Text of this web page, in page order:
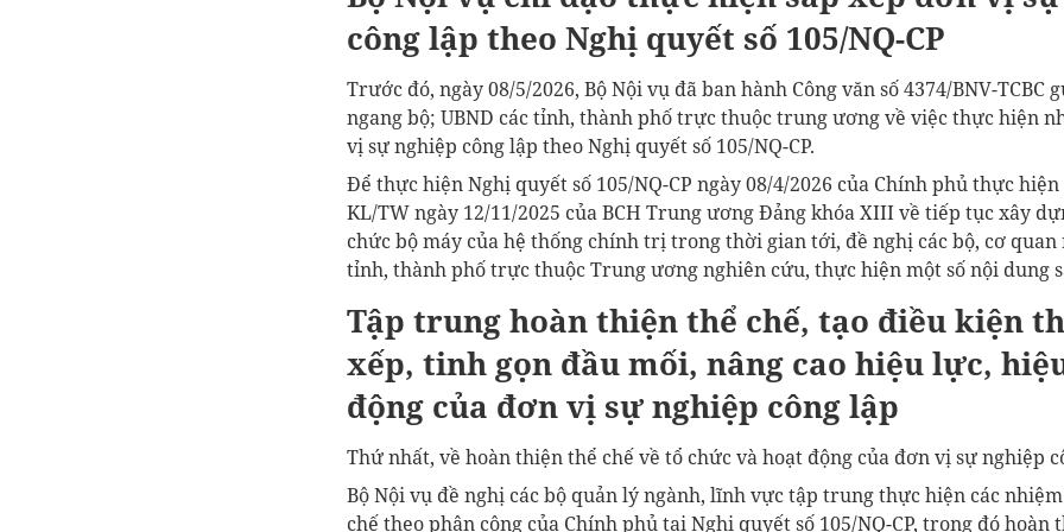
công lập theo Nghị quyết số 105/NQ-CP
Trước đó, ngày 08/5/2026, Bộ Nội vụ đã ban hành Công văn số 4374/BNV-TCBC
ngang bộ; UBND các tỉnh, thành phố trực thuộc trung ương về việc thực hiện
vị sự nghiệp công lập theo Nghị quyết số 105/NQ-CP.
Để thực hiện Nghị quyết số 105/NQ-CP ngày 08/4/2026 của Chính phủ thực hiện
KL/TW ngày 12/11/2025 của BCH Trung ương Đảng khóa XIII về tiếp tục xây
chức bộ máy của hệ thống chính trị trong thời gian tới, đề nghị các bộ, cơ quan
tỉnh, thành phố trực thuộc Trung ương nghiên cứu, thực hiện một số nội dung
Tập trung hoàn thiện thể chế, tạo điều kiện
xếp, tinh gọn đầu mối, nâng cao hiệu lực,
động của đơn vị sự nghiệp công lập
Thứ nhất, về hoàn thiện thể chế về tổ chức và hoạt động của đơn vị sự nghiệp
Bộ Nội vụ đề nghị các bộ quản lý ngành, lĩnh vực tập trung thực hiện các
chế theo phân công của Chính phủ tại Nghị quyết số 105/NQ-CP, trong đó